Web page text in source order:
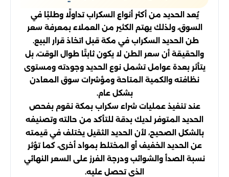
يُعد الحديد من أكثر أنواع السكراب تداولًا وطلبًا في
السوق، ولذلك يهتم الكثير من العملاء بمعرفة سعر
طن الحديد السكراب في مكة قبل اتخاذ قرار البيع.
والحقيقة أن سعر الطن لا يكون ثابتًا طوال الوقت، بل
يتأثر بعدة عوامل تشمل نوع الحديد وجودته ومستوى
نظافته والكمية المتاحة ومؤشرات سوق المعادن
بشكل عام.
عند تنفيذ عمليات شراء سكراب بمكة نقوم بفحص
الحديد المتوفر لديك بدقة للتأكد من حالته وتصنيفه
بالشكل الصحيح، لأن الحديد الثقيل يختلف في قيمته
عن الحديد الخفيف أو المختلط بمواد أخرى، كما تؤثر
نسبة الصدأ والشوائب ودرجة الفرز على السعر النهائي
الذي تحصل عليه.